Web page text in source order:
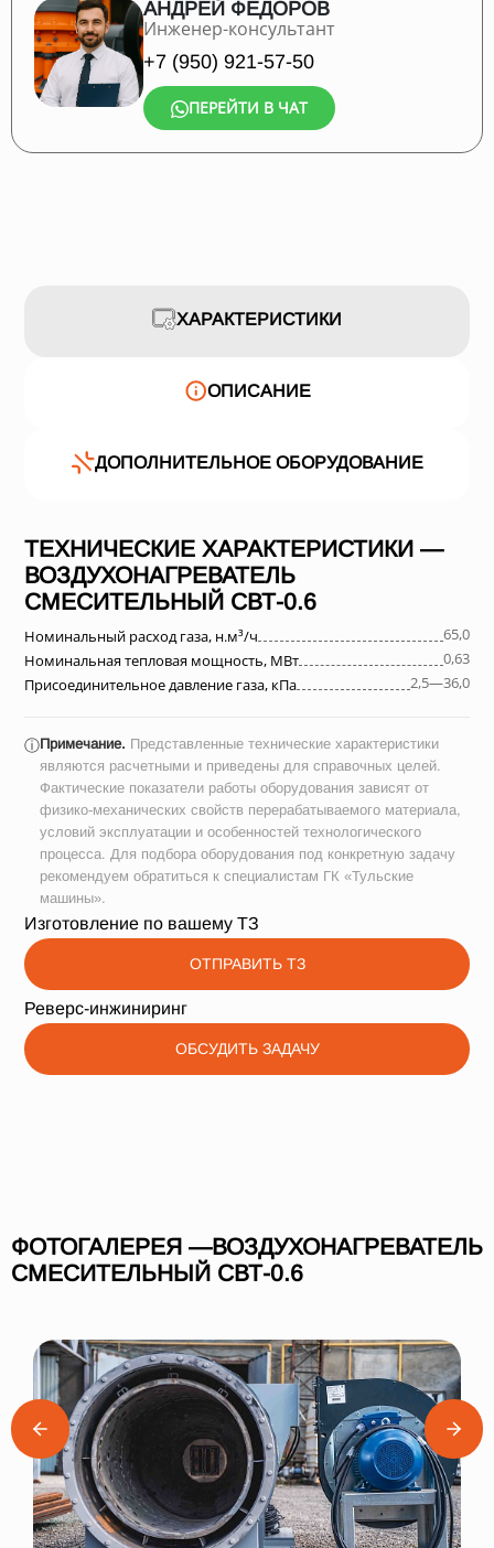
АНДРЕЙ ФЕДОРОВ
Инженер-консультант
+7 (950) 921-57-50
ПЕРЕЙТИ В ЧАТ
ХАРАКТЕРИСТИКИ
ОПИСАНИЕ
ДОПОЛНИТЕЛЬНОЕ ОБОРУДОВАНИЕ
ТЕХНИЧЕСКИЕ ХАРАКТЕРИСТИКИ —
ВОЗДУХОНАГРЕВАТЕЛЬ
СМЕСИТЕЛЬНЫЙ СВТ-0.6
Номинальный расход газа, н.м³/ч
65,0
Номинальная тепловая мощность, МВт
0,63
Присоединительное давление газа, кПа
2,5—36,0
ⓘПримечание. Представленные технические характеристики
являются расчетными и приведены для справочных целей.
Фактические показатели работы оборудования зависят от
физико-механических свойств перерабатываемого материала,
условий эксплуатации и особенностей технологического
процесса. Для подбора оборудования под конкретную задачу
рекомендуем обратиться к специалистам ГК «Тульские
машины».
Изготовление по вашему ТЗ
ОТПРАВИТЬ ТЗ
Реверс-инжиниринг
ОБСУДИТЬ ЗАДАЧУ
ФОТОГАЛЕРЕЯ —ВОЗДУХОНАГРЕВАТЕЛЬ
СМЕСИТЕЛЬНЫЙ СВТ-0.6